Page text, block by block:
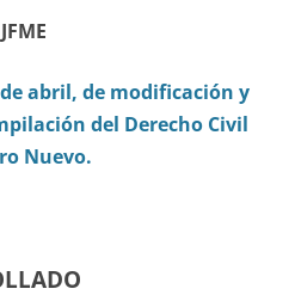
JFME
abril, de modificación y
del Derecho Civil
Nuevo.